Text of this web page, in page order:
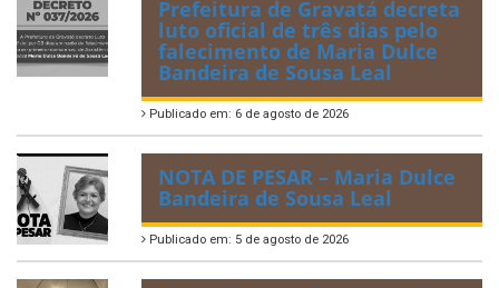
Prefeitura de Gravatá decreta
luto oficial de três dias pelo
falecimento de Maria Dulce
Bandeira de Sousa Leal
Publicado em: 6 de agosto de 2026
NOTA DE PESAR – Maria Dulce
Bandeira de Sousa Leal
Publicado em: 5 de agosto de 2026